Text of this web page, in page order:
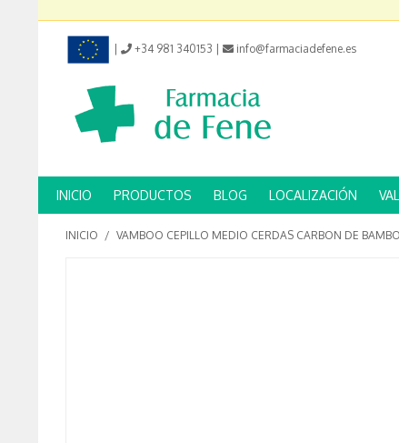
+34 981 340153 info@farmaciadefene.es
INICIO PRODUCTOS BLOG LOCALIZACIÓN
INICIO / VAMBOO CEPILLO MEDIO CERDAS CARBON DE